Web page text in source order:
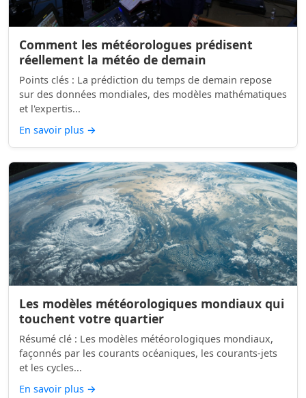
Comment les météorologues prédisent
réellement la météo de demain
Points clés : La prédiction du temps de demain repose
sur des données mondiales, des modèles mathématiques
et l'expertis...
En savoir plus →
Les modèles météorologiques mondiaux qui
touchent votre quartier
Résumé clé : Les modèles météorologiques mondiaux,
façonnés par les courants océaniques, les courants-jets
et les cycles...
En savoir plus →